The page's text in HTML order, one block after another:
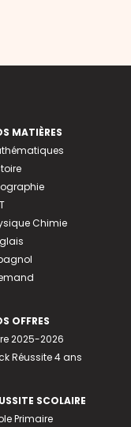
MATIÈRES
Chimie
OFFRES
2025-2026
Réussite 4 ans
SCOLAIRE
Primaire